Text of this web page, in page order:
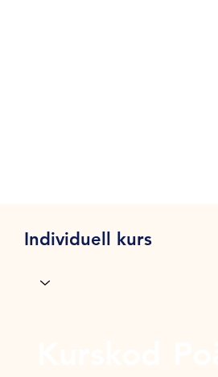
Individuell kurs